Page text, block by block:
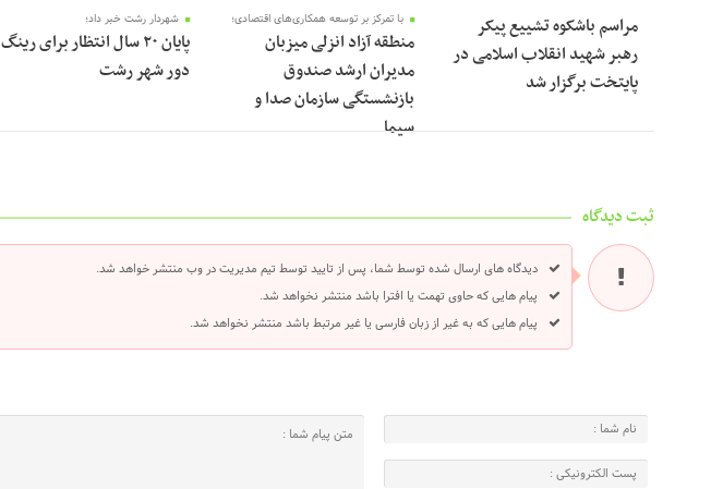
مراسم باشکوه تشییع پیکر
رهبر شهید انقلاب اسلامی در
پایتخت برگزار شد
با تمرکز بر توسعه همکاری‌های اقتصادی؛
منطقه آزاد انزلی میزبان
مدیران ارشد صندوق
بازنشستگی سازمان صدا و
سیما
شهردار رشت خبر داد؛
پایان ۲۰ سال انتظار برای رینگ
دور شهر رشت
ثبت دیدگاه
دیدگاه های ارسال شده توسط شما، پس از تایید توسط تیم مدیریت در وب منتشر خواهد شد.
پیام هایی که حاوی تهمت یا افترا باشد منتشر نخواهد شد.
پیام هایی که به غیر از زبان فارسی یا غیر مرتبط باشد منتشر نخواهد شد.